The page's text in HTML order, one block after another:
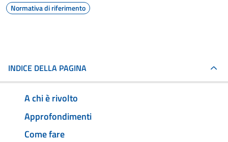
Normativa di riferimento
INDICE DELLA PAGINA
A chi è rivolto
Approfondimenti
Come fare